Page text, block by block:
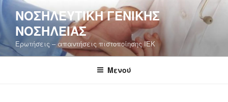
Μετάβαση
στο
περιεχόμενο
ΝΟΣΗΛΕΥΤΙΚΉ ΓΕΝΙΚΉΣ
ΝΟΣΗΛΕΊΑΣ
Ερωτήσεις – απαντήσεις πιστοποίησης ΙΕΚ
Μενού